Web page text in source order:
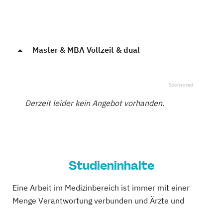
Master & MBA Vollzeit & dual
Derzeit leider kein Angebot vorhanden.
Studieninhalte
Eine Arbeit im Medizinbereich ist immer mit einer
Menge Verantwortung verbunden und Ärzte und